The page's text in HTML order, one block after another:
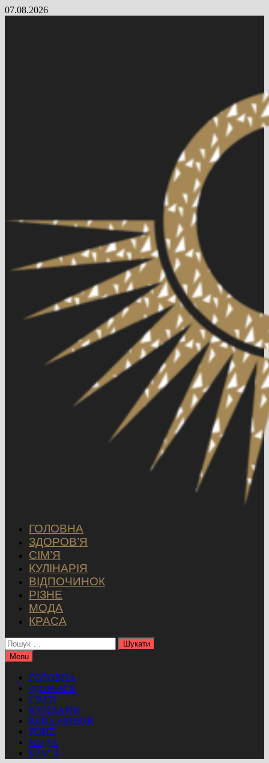
Skip
07.08.2026
ГОЛОВНА
ЗДОРОВ’Я
СІМ’Я
КУЛІНАРІЯ
ВІДПОЧИНОК
РІЗНЕ
МОДА
КРАСА
Пошук:
Menu
ГОЛОВНА
ЗДОРОВ’Я
СІМ’Я
КУЛІНАРІЯ
ВІДПОЧИНОК
РІЗНЕ
МОДА
КРАСА